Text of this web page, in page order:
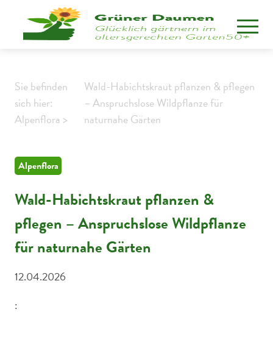
Sie befinden
sich hier:
Alpenflora >
Wald-Habichtskraut pflanzen & pflegen
– Anspruchslose Wildpflanze für
naturnahe Gärten
Alpenflora
Wald-Habichtskraut pflanzen &
pflegen – Anspruchslose Wildpflanze
für naturnahe Gärten
12.04.2026
: